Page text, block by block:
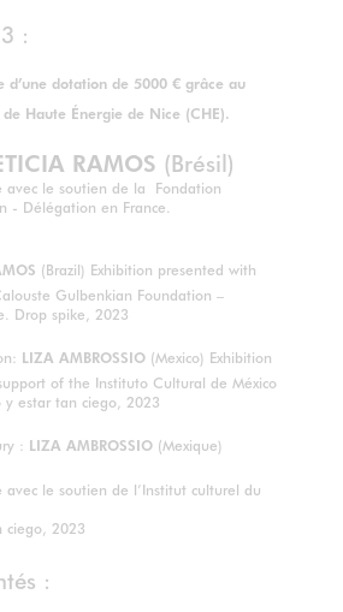
:
d’une dotation de 5000 € grâce au
Haute Énergie de Nice (CHE).
RAMOS (Brésil)
avec le soutien de la Fondation
- Délégation en France.
(Brazil) Exhibition presented with
Gulbenkian Foundation –
Drop spike, 2023
LIZA AMBROSSIO (Mexico) Exhibition
of the Instituto Cultural de México
y estar tan ciego, 2023
: LIZA AMBROSSIO (Mexique)
avec le soutien de l’Institut culturel du
ciego, 2023
: